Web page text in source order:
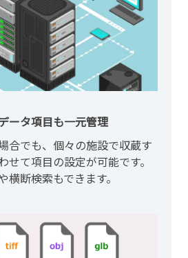
ータ項目も一元管理
合でも、個々の施設で収蔵す
せて項目の設定が可能です。
断検索もできます。